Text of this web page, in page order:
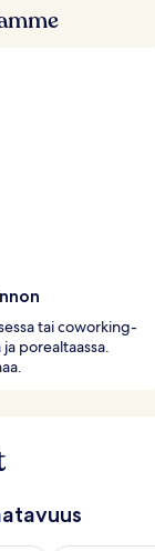
tai coworking-
porealtaassa.